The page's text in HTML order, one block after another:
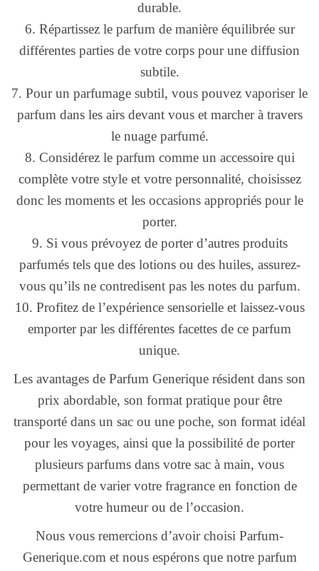
durable.
6. Répartissez le parfum de manière équilibrée sur
différentes parties de votre corps pour une diffusion
subtile.
7. Pour un parfumage subtil, vous pouvez vaporiser le
parfum dans les airs devant vous et marcher à travers
le nuage parfumé.
8. Considérez le parfum comme un accessoire qui
complète votre style et votre personnalité, choisissez
donc les moments et les occasions appropriés pour le
porter.
9. Si vous prévoyez de porter d’autres produits
parfumés tels que des lotions ou des huiles, assurez-
vous qu’ils ne contredisent pas les notes du parfum.
10. Profitez de l’expérience sensorielle et laissez-vous
emporter par les différentes facettes de ce parfum
unique.
Les avantages de Parfum Generique résident dans son
prix abordable, son format pratique pour être
transporté dans un sac ou une poche, son format idéal
pour les voyages, ainsi que la possibilité de porter
plusieurs parfums dans votre sac à main, vous
permettant de varier votre fragrance en fonction de
votre humeur ou de l’occasion.
Nous vous remercions d’avoir choisi Parfum-
Generique.com et nous espérons que notre parfum